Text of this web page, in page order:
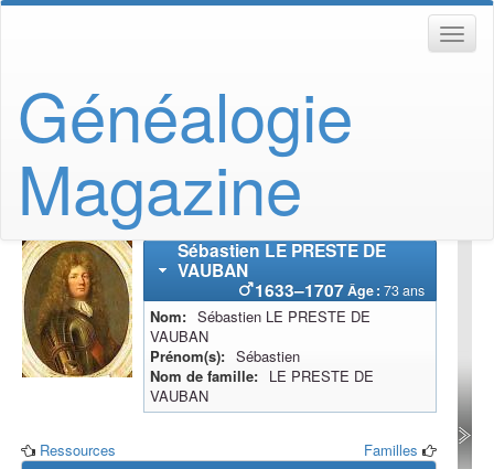
Généalogie
Magazine
SébastienLE PRESTE DE
VAUBAN
1633–1707Âge : 73 ans
Nom Sébastien LE PRESTE DE
VAUBAN
Prénom(s)
Sébastien
Nom de famille
LE PRESTE DE
VAUBAN
Ressources Familles